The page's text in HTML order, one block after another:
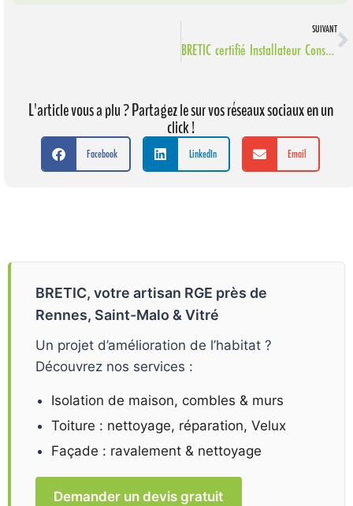
SUIVANT
BRETIC certifié Installateur Conseil VELUX près de Rennes
L'article vous a plu ? Partagez le sur vos réseaux sociaux en un
click !
Facebook LinkedIn Email
BRETIC, votre artisan RGE près de
Rennes, Saint-Malo & Vitré
Un projet d’amélioration de l’habitat ?
Découvrez nos services :
Isolation de maison, combles & murs
Toiture : nettoyage, réparation, Velux
Façade : ravalement & nettoyage
Demander un devis gratuit